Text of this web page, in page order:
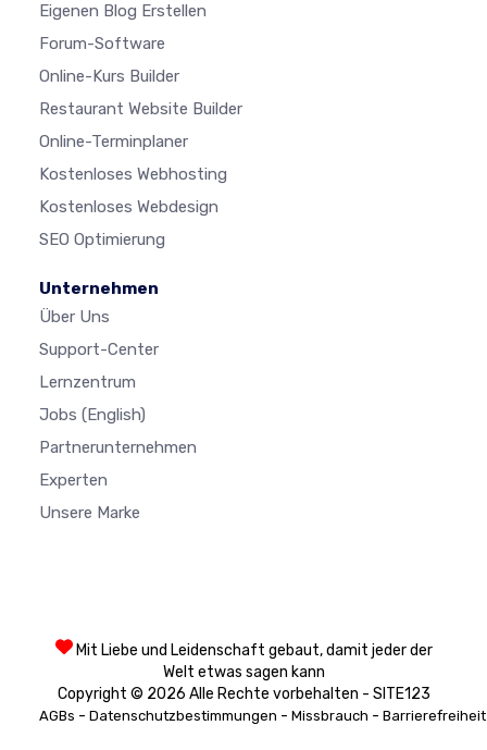
Eigenen Blog Erstellen
Forum-Software
Online-Kurs Builder
Restaurant Website Builder
Online-Terminplaner
Kostenloses Webhosting
Kostenloses Webdesign
SEO Optimierung
Unternehmen
Über Uns
Support-Center
Lernzentrum
Jobs (English)
Partnerunternehmen
Experten
Unsere Marke
Mit Liebe und Leidenschaft gebaut, damit jeder der
Welt etwas sagen kann
Copyright © 2026 Alle Rechte vorbehalten - SITE123
AGBs - Datenschutzbestimmungen - Missbrauch - Barrierefreiheit